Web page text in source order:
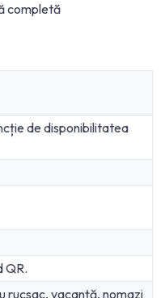
completă
de disponibilitatea
QR.
rucsac, vacanță, nomazi